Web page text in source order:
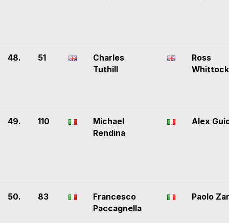
48. 51
Charles
Tuthill
Ross
Whittock
49. 110
Michael
Rendina
Alex
50. 83
Francesco
Paccagnella
Paolo